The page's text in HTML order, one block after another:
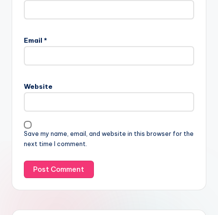
Email *
Website
Save my name, email, and website in this browser for the
next time I comment.